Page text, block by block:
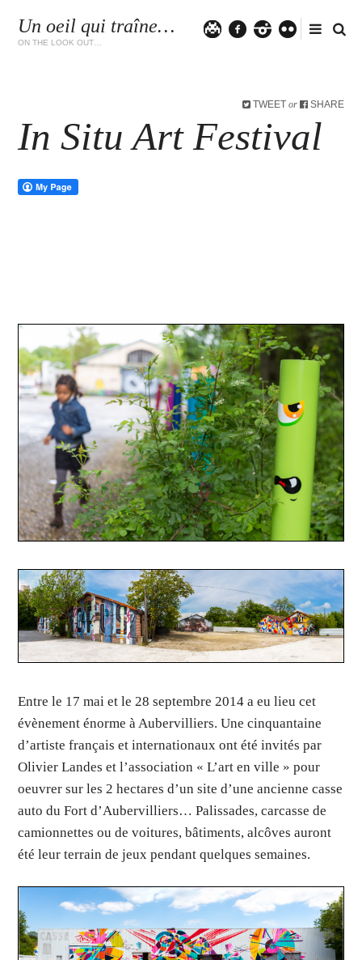
Un oeil qui traîne…
ON THE LOOK OUT…
TWEET or SHARE
In Situ Art Festival
Entre le 17 mai et le 28 septembre 2014 a eu lieu cet
évènement énorme à Aubervilliers. Une cinquantaine
d’artiste français et internationaux ont été invités par
Olivier Landes et l’association « L’art en ville » pour
oeuvrer sur les 2 hectares d’un site d’une ancienne casse
auto du Fort d’Aubervilliers… Palissades, carcasse de
camionnettes ou de voitures, bâtiments, alcôves auront
été leur terrain de jeux pendant quelques semaines.